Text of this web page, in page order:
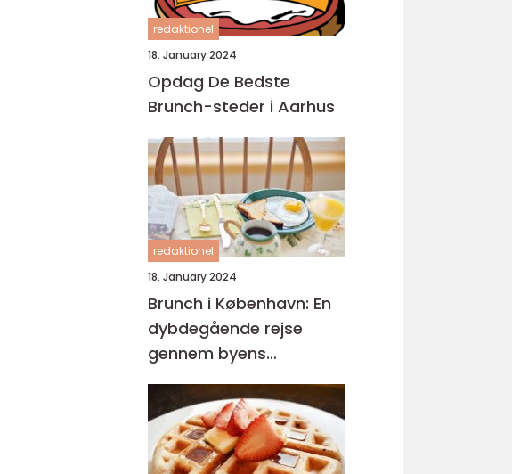
redaktionel
18. January 2024
Opdag De Bedste
Brunch-steder i Aarhus
redaktionel
18. January 2024
Brunch i København: En
dybdegående rejse
gennem byens
brunchkultur